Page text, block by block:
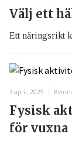
Välj ett
Ett näringsrikt
3 april, 2025
Fysisk
för vuxna